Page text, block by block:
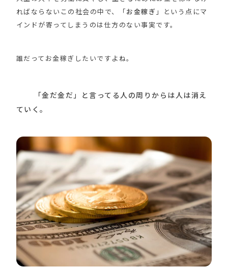
ればならないこの社会の中で、「お金稼ぎ 」という点にマ
インドが寄ってしまうのは仕方のない事実です。
誰だってお金稼ぎしたいですよね。
「金だ金だ」と言ってる人の周りからは人は消え
ていく。